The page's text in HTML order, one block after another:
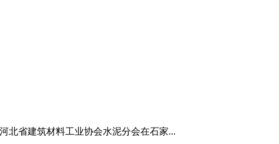
北省建筑材料工业协会水泥分会在石家...